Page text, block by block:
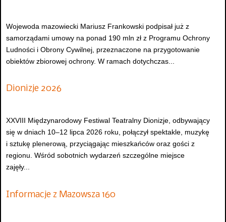
Wojewoda mazowiecki Mariusz Frankowski podpisał już z
samorządami umowy na ponad 190 mln zł z Programu Ochrony
Ludności i Obrony Cywilnej, przeznaczone na przygotowanie
obiektów zbiorowej ochrony. W ramach dotychczas...
Dionizje 2026
XXVIII Międzynarodowy Festiwal Teatralny Dionizje, odbywający
się w dniach 10–12 lipca 2026 roku, połączył spektakle, muzykę
i sztukę plenerową, przyciągając mieszkańców oraz gości z
regionu. Wśród sobotnich wydarzeń szczególne miejsce
zajęły...
Informacje z Mazowsza 160